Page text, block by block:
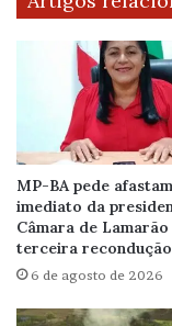
MP-BA pede
imediato da
Câmara de Lamarão
terceira recondução
6 de agosto de 2026